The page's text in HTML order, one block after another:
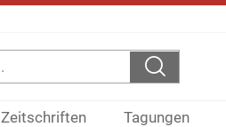
Zeitschriften Tagungen